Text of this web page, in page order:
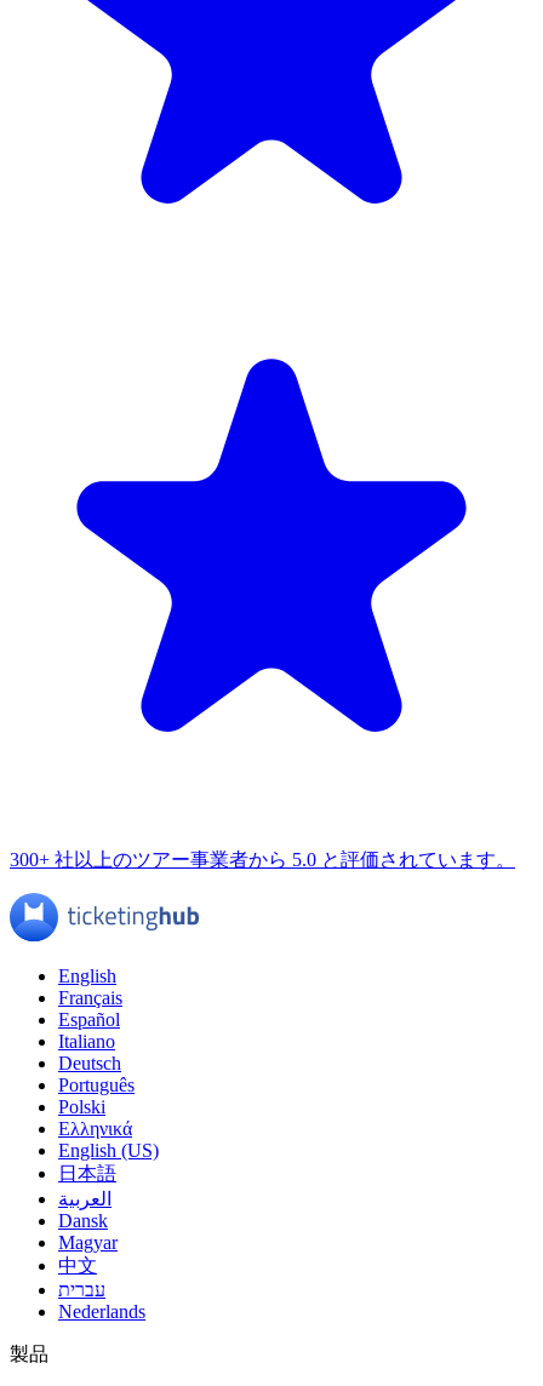
300+ 社以上のツアー事業者から 5.0 と評価されています。
English
Français
Español
Italiano
Deutsch
Português
Polski
Ελληνικά
English (US)
日本語
العربية
Dansk
Magyar
中文
עברית
Nederlands
製品